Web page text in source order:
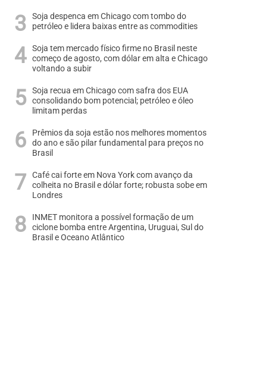
Soja despenca em Chicago com tombo do
petróleo e lidera baixas entre as commodities
Soja tem mercado físico firme no Brasil neste
começo de agosto, com dólar em alta e Chicago
voltando a subir
Soja recua em Chicago com safra dos EUA
consolidando bom potencial; petróleo e óleo
limitam perdas
Prêmios da soja estão nos melhores momentos
do ano e são pilar fundamental para preços no
Brasil
Café cai forte em Nova York com avanço da
colheita no Brasil e dólar forte; robusta sobe em
Londres
INMET monitora a possível formação de um
ciclone bomba entre Argentina, Uruguai, Sul do
Brasil e Oceano Atlântico